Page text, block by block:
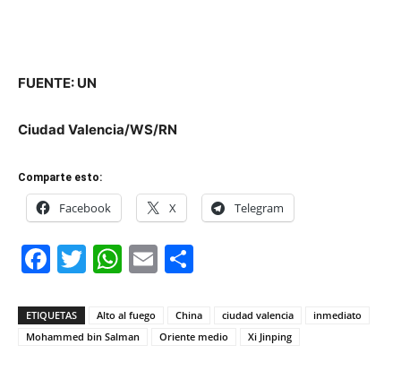
FUENTE: UN
Ciudad Valencia/WS/RN
Comparte esto:
Facebook X Telegram
Facebook
Twitter
WhatsApp
Email
ETIQUETAS Alto al fuego China ciudad valencia
inmediato
Mohammed bin Salman
Oriente medio Xi Jinping